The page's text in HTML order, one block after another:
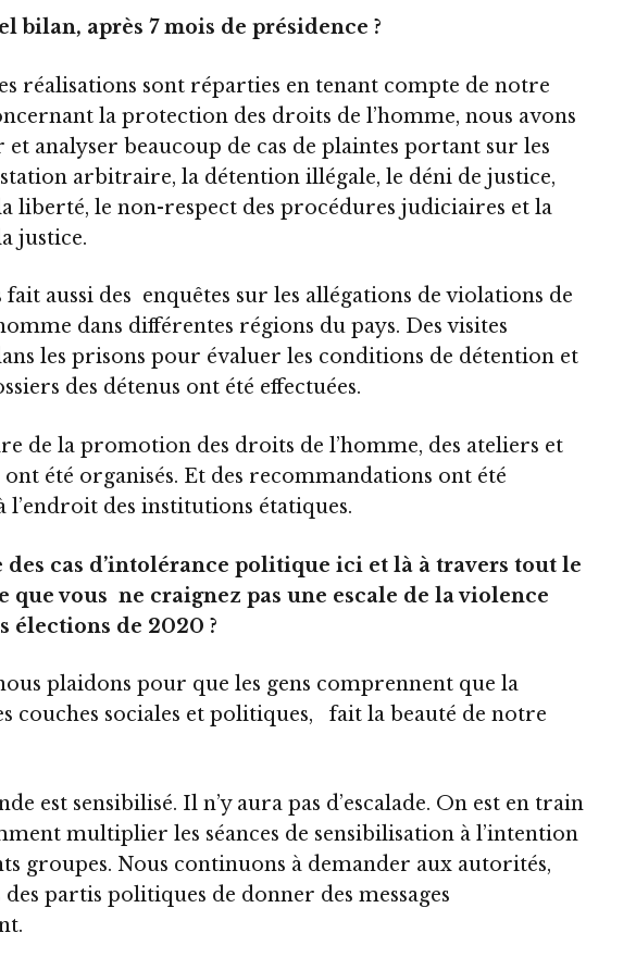
bilan, après 7 mois de présidence ?
réalisations sont réparties en tenant compte de notre
la protection des droits de l’homme, nous avons
analyser beaucoup de cas de plaintes portant sur les
arbitraire, la détention illégale, le déni de justice,
liberté, le non-respect des procédures judiciaires et la
justice.
fait aussi des enquêtes sur les allégations de violations de
dans différentes régions du pays. Des visites
les prisons pour évaluer les conditions de détention et
des détenus ont été effectuées.
de la promotion des droits de l’homme, des ateliers et
été organisés. Et des recommandations ont été
l’endroit des institutions étatiques.
des cas d’intolérance politique ici et là à travers tout le
que vous ne craignez pas une escale de la violence
élections de 2020 ?
plaidons pour que les gens comprennent que la
couches sociales et politiques, fait la beauté de notre
est sensibilisé. Il n’y aura pas d’escalade. On est en train
multiplier les séances de sensibilisation à l’intention
groupes. Nous continuons à demander aux autorités,
des partis politiques de donner des messages